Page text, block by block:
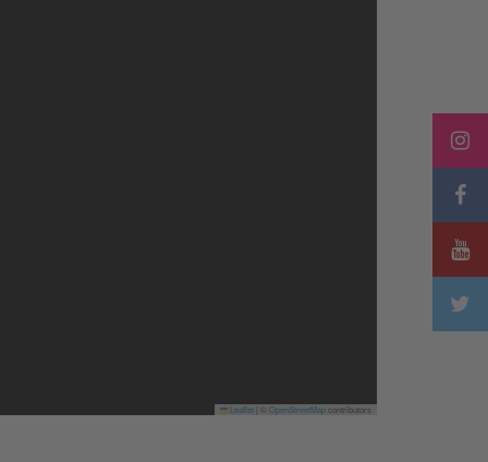
Leaflet OpenStreetMapcontributors